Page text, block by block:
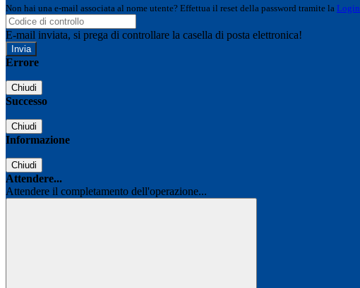
Non hai una e-mail associata al nome utente? Effettua il reset della password tramite la
E-mail inviata, si prega di controllare la casella di posta elettronica!
Errore
Chiudi
Successo
Chiudi
Informazione
Chiudi
Attendere...
Attendere il completamento dell'operazione...